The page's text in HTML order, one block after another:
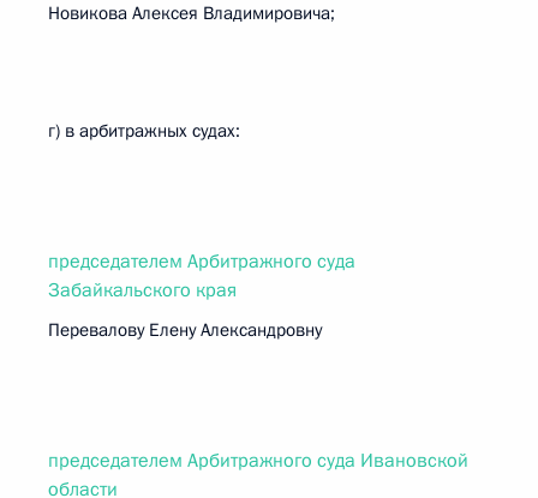
Новикова Алексея Владимировича;
г) в арбитражных судах:
председателем Арбитражного суда
Забайкальского края
Перевалову Елену Александровну
председателем Арбитражного суда Ивановской
области